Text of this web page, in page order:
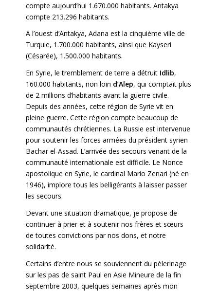
compte aujourd’hui 1.670.000 habitants. Antakya
compte 213.296 habitants.
A l’ouest d’Antakya, Adana est la cinquième ville de
Turquie, 1.700.000 habitants, ainsi que Kayseri
(Césarée), 1.500.000 habitants.
En Syrie, le tremblement de terre a détruit Idlib,
160.000 habitants, non loin d’Alep, qui comptait plus
de 2 millions d’habitants avant la guerre civile.
Depuis des années, cette région de Syrie vit en
pleine guerre. Cette région compte beaucoup de
communautés chrétiennes. La Russie est intervenue
pour soutenir les forces armées du président syrien
Bachar el-Assad. L’arrivée des secours venant de la
communauté internationale est difficile. Le Nonce
apostolique en Syrie, le cardinal Mario Zenari (né en
1946), implore tous les belligérants à laisser passer
les secours.
Devant une situation dramatique, je propose de
continuer à prier et à soutenir nos frères et sœurs
de toutes convictions par nos dons, et notre
solidarité.
Certains d’entre nous se souviennent du pèlerinage
sur les pas de saint Paul en Asie Mineure de la fin
septembre 2003, quelques semaines après mon